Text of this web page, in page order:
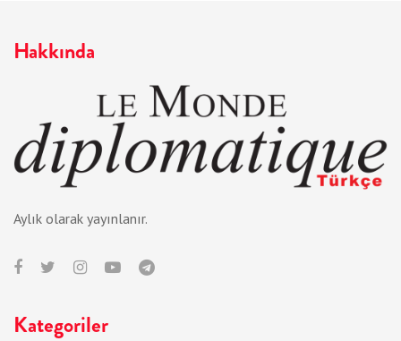
Hakkında
Aylık olarak yayınlanır.
Kategoriler